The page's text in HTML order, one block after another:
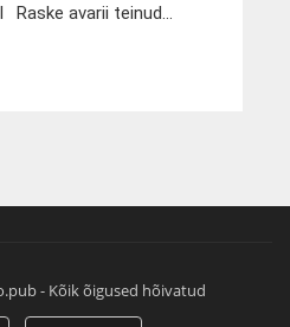
Raske avarii teinud...
- Kõik õigused hõivatud